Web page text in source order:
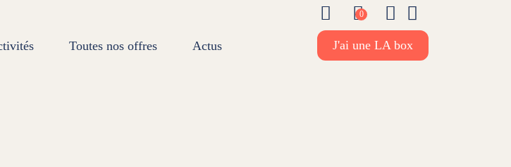
Foire aux questions
Mon panier
0 Mon compte
Toutes nos offres Actus J'ai une LA box